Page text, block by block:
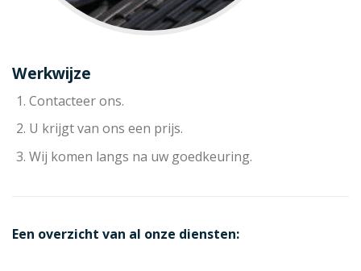
Werkwijze
Contacteer ons.
U krijgt van ons een prijs.
Wij komen langs na uw goedkeuring.
Een overzicht van al onze diensten: